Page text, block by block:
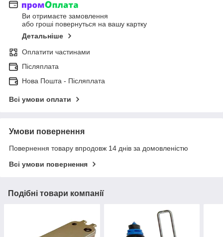
Ви отримаєте замовлення
або гроші повернуться на вашу картку
Детальніше
Оплатити частинами
Післяплата
Нова Пошта - Післяплата
Всі умови оплати
Умови повернення
Повернення товару впродовж 14 днів за домовленістю
Всі умови повернення
Подібні товари компанії